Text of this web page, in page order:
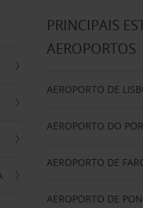
PRINCIPAIS
AEROPORTOS
AEROPORTO DE
AEROPORTO DO
AEROPORTO DE
AEROPORTO DE